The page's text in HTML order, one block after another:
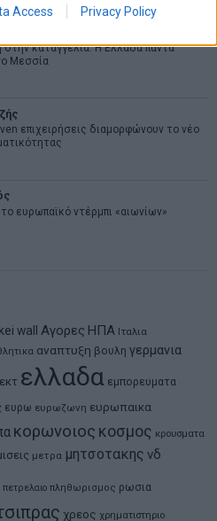
Access Privacy Policy
καταγγελία: Η Ελλάδα πάντα
Μεσσία
επιχειρήσεις διαμορφώνουν το νέο
ευρωπαϊκό ντέρμπι «αιωνίων»
wall Αγορες ΗΠΑ Ιταλια
αναπτυξη βουλη γερμανια
εκτ ελλαδα εμπορευματα
ευρω ευρωζωνη ευρωπαικα
κορωνοιος κοσμος κρουσματα
μετρα μητσοτακης νδ
πετρελαιο πληθωρισμος ρωσια
χρεος χρηματιστηριο